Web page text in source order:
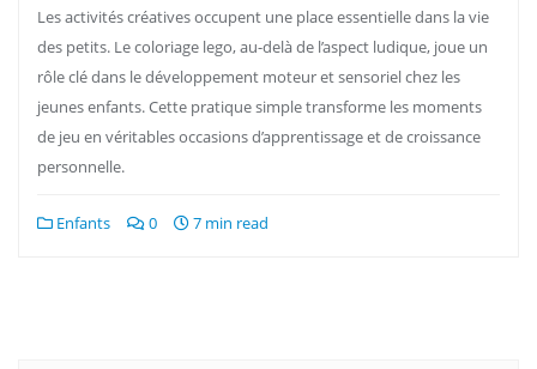
Les activités créatives occupent une place essentielle dans la vie
des petits. Le coloriage lego, au-delà de l’aspect ludique, joue un
rôle clé dans le développement moteur et sensoriel chez les
jeunes enfants. Cette pratique simple transforme les moments
de jeu en véritables occasions d’apprentissage et de croissance
personnelle.
Enfants 0 7 min read